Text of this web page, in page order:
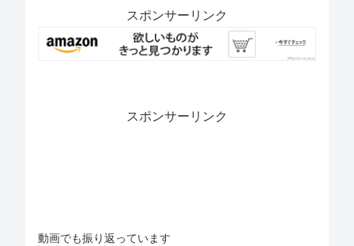
スポンサーリンク
スポンサーリンク
動画でも振り返っています